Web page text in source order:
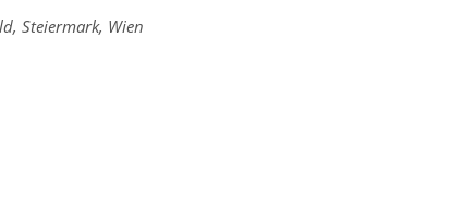
, Steiermark, Wien